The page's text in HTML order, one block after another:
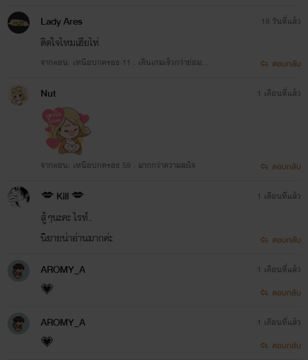
Lady Ares
ติดใจไหมเฮียไท่
จากตอน: เหนือปกครอง 11 : เดินเกมเร็วกว่าย่อมชน
18 วันที่แล้ว
ตอบกลับ
Nut
จากตอน: เหนือปกครอง 59 : มากกว่าความสะใจ
1 เดือนที่แล้ว
ตอบกลับ
💋 Kill 💋
สู้ๆนะคะ ไรท์..
นิยายน่าอ่านมากค่ะ
1 เดือนที่แล้ว
ตอบกลับ
AROMY_A
💗
1 เดือนที่แล้ว
ตอบกลับ
AROMY_A
💗
1 เดือนที่แล้ว
ตอบกลับ